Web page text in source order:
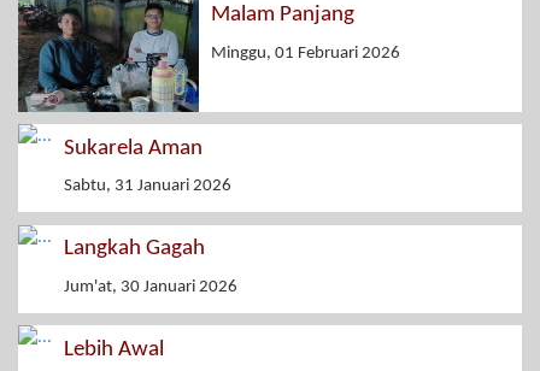
Malam Panjang
Minggu, 01 Februari 2026
Sukarela Aman
Sabtu, 31 Januari 2026
Langkah Gagah
Jum'at, 30 Januari 2026
Lebih Awal